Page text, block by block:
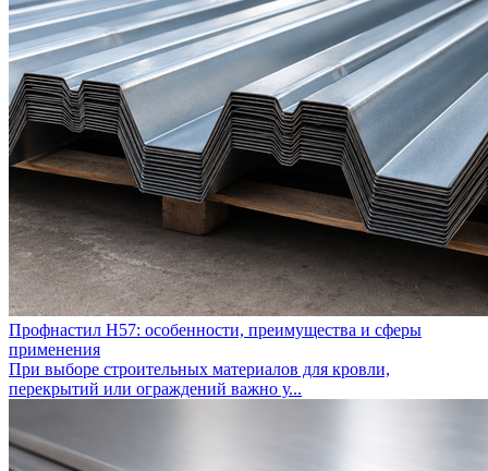
Профнастил Н57: особенности, преимущества и сферы
применения
При выборе строительных материалов для кровли,
перекрытий или ограждений важно у...